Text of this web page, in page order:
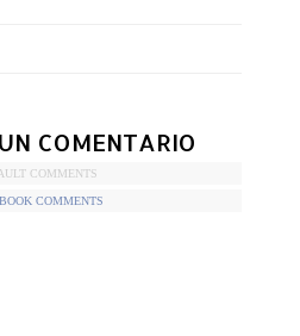
COMENTARIO
COMMENTS
COMMENTS